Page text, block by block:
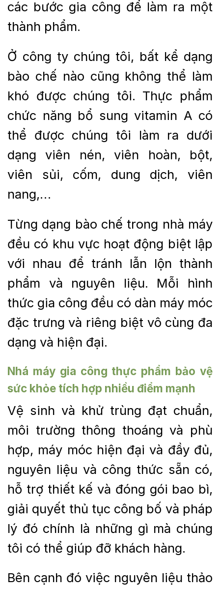
các bước gia công để làm ra một
thành phẩm.
Ở công ty chúng tôi, bất kể dạng
bào chế nào cũng không thể làm
khó được chúng tôi. Thực phẩm
chức năng bổ sung vitamin A có
thể được chúng tôi làm ra dưới
dạng viên nén, viên hoàn, bột,
viên sủi, cốm, dung dịch, viên
nang,…
Từng dạng bào chế trong nhà máy
đều có khu vực hoạt động biệt lập
với nhau để tránh lẫn lộn thành
phẩm và nguyên liệu. Mỗi hình
thức gia công đều có dàn máy móc
đặc trưng và riêng biệt vô cùng đa
dạng và hiện đại.
Nhá máy gia công thực phẩm bảo vệ
sức khỏe tích hợp nhiều điểm mạnh
Vệ sinh và khử trùng đạt chuẩn,
môi trường thông thoáng và phù
hợp, máy móc hiện đại và đầy đủ,
nguyên liệu và công thức sẵn có,
hỗ trợ thiết kế và đóng gói bao bì,
giải quyết thủ tục công bố và pháp
lý đó chính là những gì mà chúng
tôi có thể giúp đỡ khách hàng.
Bên cạnh đó việc nguyên liệu thảo